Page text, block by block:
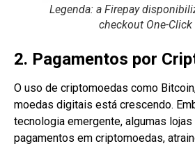
Legenda: a Firepay
checkout One-Click
2. Pagamentos por
O uso de criptomoedas como
moedas digitais está crescendo.
tecnologia emergente, algumas
pagamentos em criptomoedas,